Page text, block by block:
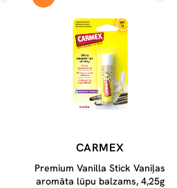
CARMEX
Premium Vanilla Stick Vaniļas
aromāta lūpu balzams, 4,25g